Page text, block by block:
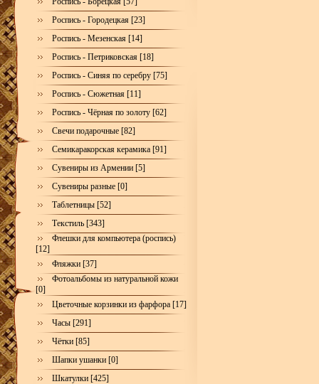
Роспись - Городецкая [23]
Роспись - Мезенская [14]
Роспись - Петриковская [18]
Роспись - Синяя по серебру [75]
Роспись - Сюжетная [11]
Роспись - Чёрная по золоту [62]
Свечи подарочные [82]
Семикаракорская керамика [91]
Сувениры из Армении [5]
Сувениры разные [0]
Таблетницы [52]
Текстиль [343]
Флешки для компьютера (роспись)
[12]
Фляжки [37]
Фотоальбомы из натуральной кожи
[0]
Цветочные корзинки из фарфора [17]
Часы [291]
Чётки [85]
Шапки ушанки [0]
Шкатулки [425]